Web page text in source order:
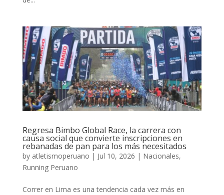
Regresa Bimbo Global Race, la carrera con
causa social que convierte inscripciones en
rebanadas de pan para los más necesitados
by atletismoperuano | Jul 10, 2026 | Nacionales,
Running Peruano
Correr en Lima es una tendencia cada vez más en